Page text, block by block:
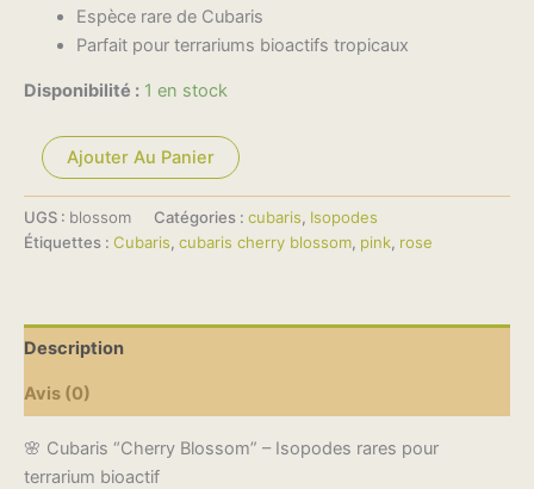
Espèce rare de Cubaris
Parfait pour terrariums bioactifs tropicaux
Disponibilité : 1 en stock
Ajouter Au Panier
UGS : blossom Catégories : cubaris, Isopodes
Étiquettes : Cubaris, cubaris cherry blossom, pink, rose
Description
Avis (0)
🌸 Cubaris “Cherry Blossom” – Isopodes rares pour
terrarium bioactif